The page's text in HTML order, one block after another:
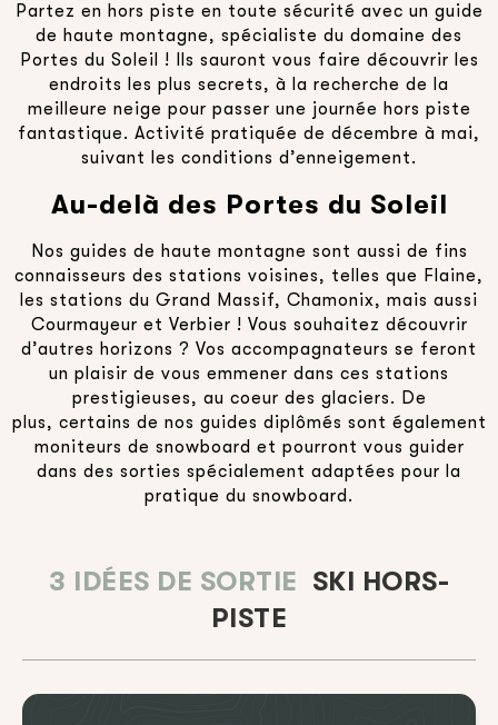
Partez en hors piste en toute sécurité avec un guide
de haute montagne, spécialiste du domaine des
Portes du Soleil ! Ils sauront vous faire découvrir les
endroits les plus secrets, à la recherche de la
meilleure neige pour passer une journée hors piste
fantastique. Activité pratiquée de décembre à mai,
suivant les conditions d’enneigement.
Au-delà des Portes du Soleil
Nos guides de haute montagne sont aussi de fins
connaisseurs des stations voisines, telles que Flaine,
les stations du Grand Massif, Chamonix, mais aussi
Courmayeur et Verbier ! Vous souhaitez découvrir
d’autres horizons ? Vos accompagnateurs se feront
un plaisir de vous emmener dans ces stations
prestigieuses, au coeur des glaciers. De
plus, certains de nos guides diplômés sont également
moniteurs de snowboard et pourront vous guider
dans des sorties spécialement adaptées pour la
pratique du snowboard.
3 IDÉES DE SORTIE SKI HORS-
PISTE